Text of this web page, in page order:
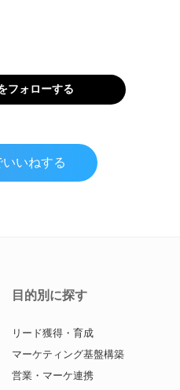
フォローする
いいねする
目的別に探す
リード獲得・育成
マーケティング基盤構築
営業・マーケ連携